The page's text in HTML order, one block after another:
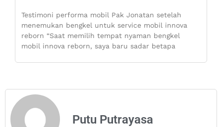
Testimoni performa mobil Pak Jonatan setelah
menemukan bengkel untuk service mobil innova
reborn “Saat memilih tempat nyaman bengkel
mobil innova reborn, saya baru sadar betapa
Putu Putrayasa